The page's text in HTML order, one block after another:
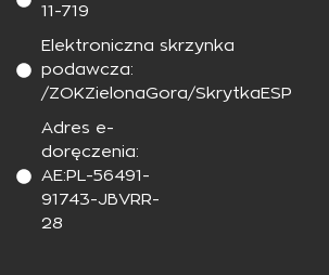
11-719
Elektroniczna skrzynka
podawcza:
/ZOKZielonaGora/SkrytkaESP
Adres e-
doręczenia:
AE:PL-56491-
91743-JBVRR-
28